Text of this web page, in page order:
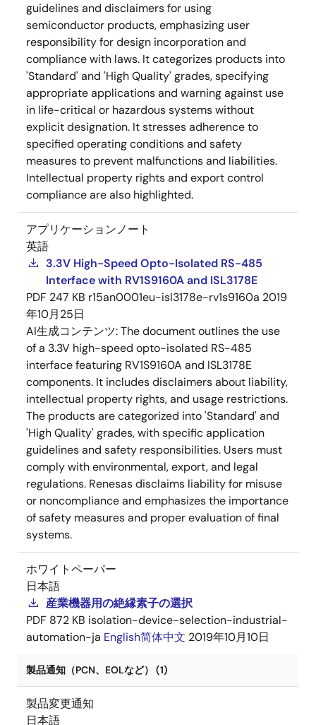
guidelines and disclaimers for using
semiconductor products, emphasizing user
responsibility for design incorporation and
compliance with laws. It categorizes products into
'Standard' and 'High Quality' grades, specifying
appropriate applications and warning against use
in life-critical or hazardous systems without
explicit designation. It stresses adherence to
specified operating conditions and safety
measures to prevent malfunctions and liabilities.
Intellectual property rights and export control
compliance are also highlighted.
アプリケーションノート
英語
3.3V High-Speed Opto-Isolated RS-485
Interface with RV1S9160A and ISL3178E
PDF 247 KB r15an0001eu-isl3178e-rv1s9160a 2019
年10月25日
AI生成コンテンツ:The document outlines the use
of a 3.3V high-speed opto-isolated RS-485
interface featuring RV1S9160A and ISL3178E
components. It includes disclaimers about liability,
intellectual property rights, and usage restrictions.
The products are categorized into 'Standard' and
'High Quality' grades, with specific application
guidelines and safety responsibilities. Users must
comply with environmental, export, and legal
regulations. Renesas disclaims liability for misuse
or noncompliance and emphasizes the importance
of safety measures and proper evaluation of final
systems.
ホワイトペーパー
日本語
産業機器用の絶縁素子の選択
PDF 872 KB isolation-device-selection-industrial-
automation-ja English简体中文 2019年10月10日
製品通知（PCN、EOLなど） (1)
製品変更通知
日本語